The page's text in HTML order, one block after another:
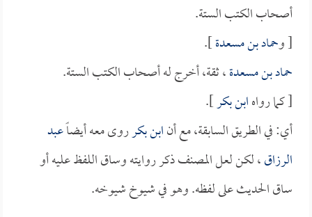
أصحاب الكتب الستة.
[ وحماد بن مسعدة].
حماد بن مسعدة، ثقة، أخرج له أصحاب الكتب الستة.
[ كما رواهابن بكر].
أي: في الطريق السابقة، مع أنابن بكرروى معه أيضاًعبد
الرزاق، لكن لعل المصنف ذكر روايته وساق اللفظ عليه أو
ساق الحديث على لفظه. وهو في شيوخ شيوخه.